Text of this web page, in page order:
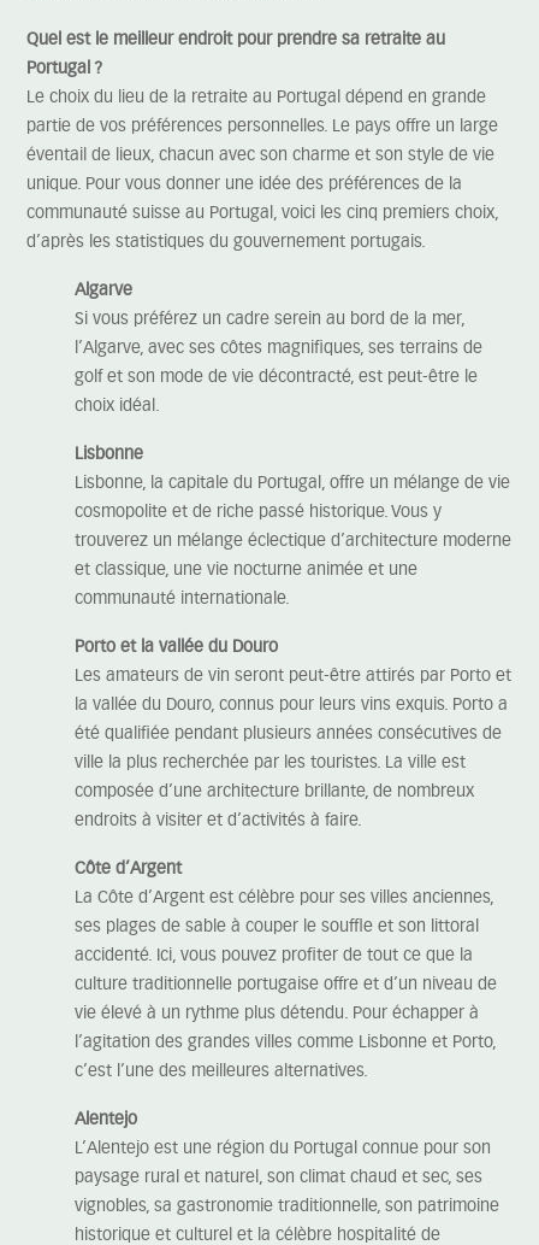
Quel est le meilleur endroit pour prendre sa retraite au
Portugal ?
Le choix du lieu de la retraite au Portugal dépend en grande
partie de vos préférences personnelles. Le pays offre un large
éventail de lieux, chacun avec son charme et son style de vie
unique. Pour vous donner une idée des préférences de la
communauté suisse au Portugal, voici les cinq premiers choix,
d’après les statistiques du gouvernement portugais.
Algarve
Si vous préférez un cadre serein au bord de la mer,
l’Algarve, avec ses côtes magnifiques, ses terrains de
golf et son mode de vie décontracté, est peut-être le
choix idéal.
Lisbonne
Lisbonne, la capitale du Portugal, offre un mélange de vie
cosmopolite et de riche passé historique. Vous y
trouverez un mélange éclectique d’architecture moderne
et classique, une vie nocturne animée et une
communauté internationale.
Porto et la vallée du Douro
Les amateurs de vin seront peut-être attirés par Porto et
la vallée du Douro, connus pour leurs vins exquis. Porto a
été qualifiée pendant plusieurs années consécutives de
ville la plus recherchée par les touristes. La ville est
composée d’une architecture brillante, de nombreux
endroits à visiter et d’activités à faire.
Côte d’Argent
La Côte d’Argent est célèbre pour ses villes anciennes,
ses plages de sable à couper le souffle et son littoral
accidenté. Ici, vous pouvez profiter de tout ce que la
culture traditionnelle portugaise offre et d’un niveau de
vie élevé à un rythme plus détendu. Pour échapper à
l’agitation des grandes villes comme Lisbonne et Porto,
c’est l’une des meilleures alternatives.
Alentejo
L’Alentejo est une région du Portugal connue pour son
paysage rural et naturel, son climat chaud et sec, ses
vignobles, sa gastronomie traditionnelle, son patrimoine
historique et culturel et la célèbre hospitalité de